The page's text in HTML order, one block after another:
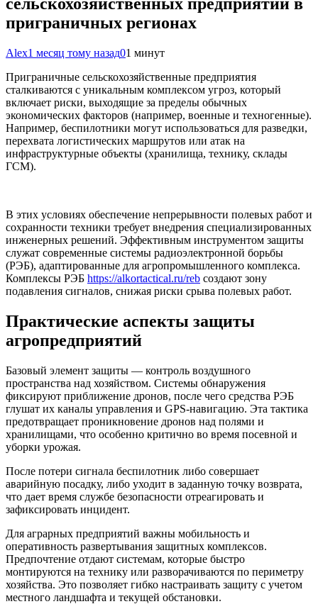
приграничных регионах
Alex1 месяц тому назад01 минут
Приграничные сельскохозяйственные предприятия
сталкиваются с уникальным комплексом угроз, который
включает риски, выходящие за пределы обычных
экономических факторов (например, военные и техногенные).
Например, беспилотники могут использоваться для разведки,
перехвата логистических маршрутов или атак на
инфраструктурные объекты (хранилища, технику, склады
ГСМ).
В этих условиях обеспечение непрерывности полевых работ и
сохранности техники требует внедрения специализированных
инженерных решений. Эффективным инструментом защиты
служат современные системы радиоэлектронной борьбы
(РЭБ), адаптированные для агропромышленного комплекса.
Комплексы РЭБ https://alkortactical.ru/reb создают зону
подавления сигналов, снижая риски срыва полевых работ.
Практические аспекты защиты
агропредприятий
Базовый элемент защиты — контроль воздушного
пространства над хозяйством. Системы обнаружения
фиксируют приближение дронов, после чего средства РЭБ
глушат их каналы управления и GPS-навигацию. Эта тактика
предотвращает проникновение дронов над полями и
хранилищами, что особенно критично во время посевной и
уборки урожая.
После потери сигнала беспилотник либо совершает
аварийную посадку, либо уходит в заданную точку возврата,
что дает время службе безопасности отреагировать и
зафиксировать инцидент.
Для аграрных предприятий важны мобильность и
оперативность развертывания защитных комплексов.
Предпочтение отдают системам, которые быстро
монтируются на технику или разворачиваются по периметру
хозяйства. Это позволяет гибко настраивать защиту с учетом
местного ландшафта и текущей обстановки.